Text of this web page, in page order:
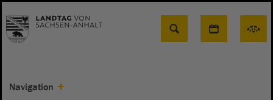
Suche
Navigation